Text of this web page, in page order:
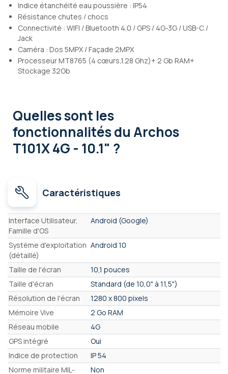
Indice étanchéité eau poussière : IP54
Résistance chutes / chocs
Connectivité : WIFI / Bluetooth 4.0 / GPS / 4G-3G / USB-C /
Jack
Caméra : Dos 5MPX / Façade 2MPX
Processeur MT8765 (4 cœurs,1.28 Ghz)+ 2 Gb RAM+
Stockage 32Gb
Quelles sont les
fonctionnalitésdu Archos
T101X 4G - 10.1" ?
Caractéristiques
Caractéristiques
Interface Utilisateur,
Famille d'OS
Android (Google)
Système d'exploitation
(détaillé)
Android 10
Taille de l'écran
10,1 pouces
Taille d'écran
Standard (de 10,0" à 11,5")
Résolution de l'écran
1280 x 800 pixels
Mémoire Vive
2 Go RAM
Réseau mobile
4G
GPS intégré
Oui
Indice de protection
IP 54
Norme militaire MIL-
Non